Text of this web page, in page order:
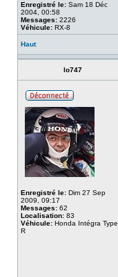
Enregistré le: Sam 18 Déc
2004, 00:58
Messages: 2226
Véhicule: RX-8
Haut
lo747
Enregistré le: Dim 27 Sep
2009, 09:17
Messages: 62
Localisation: 83
Véhicule: Honda Intégra Type
R